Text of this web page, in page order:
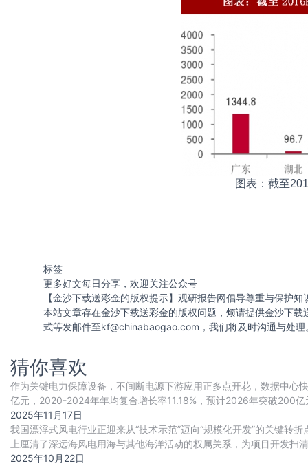
图表：截至
标签
更多好文每日分享，欢迎关注公众号
【金沙下载送彩金的版权提示】观研报告网倡导尊重与保护
本站文章存在金沙下载送彩金的版权问题，烦请提供金沙下
式等发邮件至kf@chinabaogao.com ，我们将及时沟通与处理
猜你喜欢
作为关键电力保障设备，不间断电源下游应用正多点开花，数据中
亿元，2020-2024年年均复合增长率11.18%，预计2026年突破200
全球重要的不间断电源
2025年11月17日
我国漂浮式风电行业正迎来从“技术示范”迈向“规模化开发”的关键转
上厘清了深远海风电用海与其他海洋活动的权属关系，为项目开发
启动了大批国管海域项目的前期工作，预示着
2025年10月22日